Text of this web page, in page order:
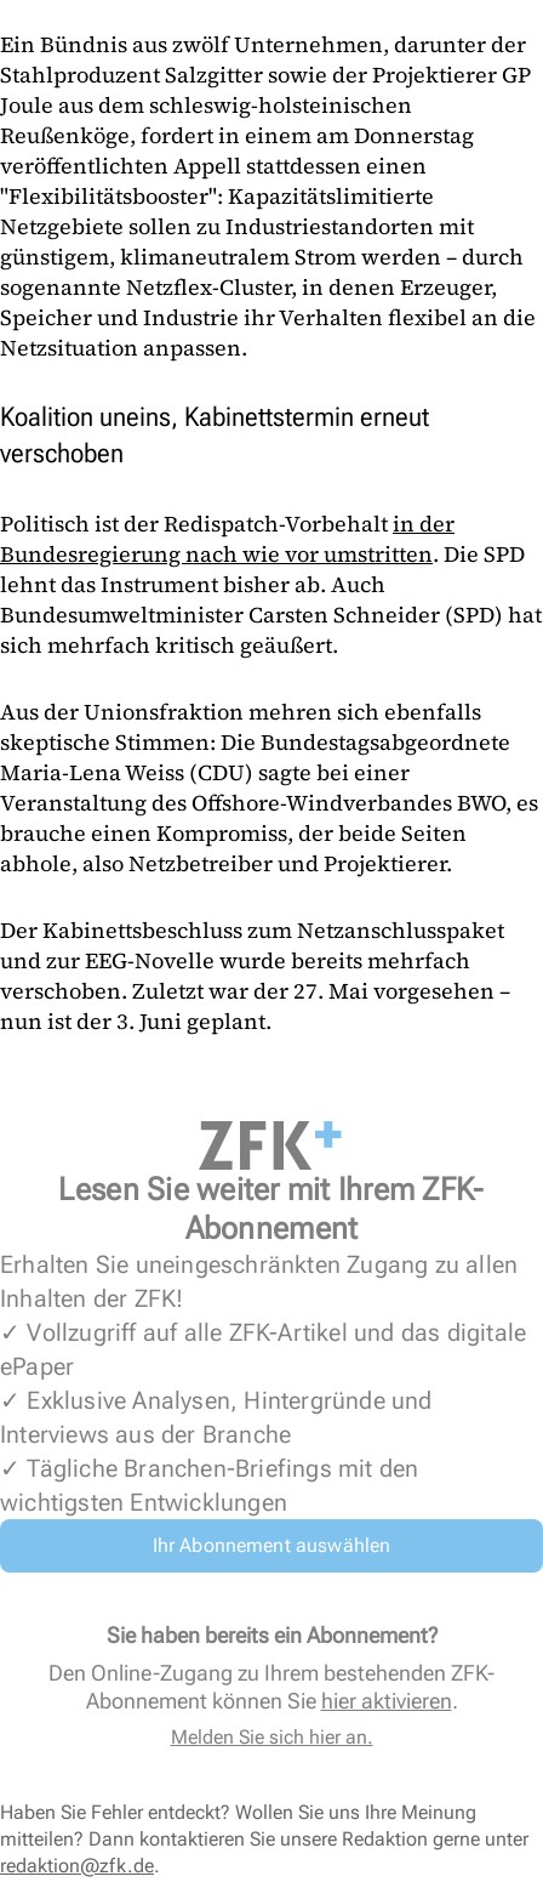
Ein Bündnis aus zwölf Unternehmen, darunter der
Stahlproduzent Salzgitter sowie der Projektierer GP
Joule aus dem schleswig-holsteinischen
Reußenköge, fordert in einem am Donnerstag
veröffentlichten Appell stattdessen einen
"Flexibilitätsbooster": Kapazitätslimitierte
Netzgebiete sollen zu Industriestandorten mit
günstigem, klimaneutralem Strom werden – durch
sogenannte Netzflex-Cluster, in denen Erzeuger,
Speicher und Industrie ihr Verhalten flexibel an die
Netzsituation anpassen.
Koalition uneins, Kabinettstermin erneut
verschoben
Politisch ist der Redispatch-Vorbehaltin der
Bundesregierung nach wie vor umstritten. Die SPD
lehnt das Instrument bisher ab. Auch
Bundesumweltminister Carsten Schneider (SPD) hat
sich mehrfach kritisch geäußert.
Aus der Unionsfraktion mehren sich ebenfalls
skeptische Stimmen: Die Bundestagsabgeordnete
Maria-Lena Weiss (CDU) sagte bei einer
Veranstaltung des Offshore-Windverbandes BWO, es
brauche einen Kompromiss, der beide Seiten
abhole, also Netzbetreiber und Projektierer.
Der Kabinettsbeschluss zum Netzanschlusspaket
und zur EEG-Novelle wurde bereits mehrfach
verschoben. Zuletzt war der 27. Mai vorgesehen –
nun ist der 3. Juni geplant.
Lesen Sie weiter mit Ihrem ZFK-
Abonnement
Erhalten Sie uneingeschränkten Zugang zu allen
Inhalten der ZFK!
✓ Vollzugriff auf alle ZFK-Artikel und das digitale
ePaper
✓ Exklusive Analysen, Hintergründe und
Interviews aus der Branche
✓ Tägliche Branchen-Briefings mit den
wichtigsten Entwicklungen
Ihr Abonnement auswählen
Sie haben bereits ein Abonnement?
Den Online-Zugang zu Ihrem bestehenden ZFK-
Abonnement können Sie hier aktivieren.
Melden Sie sich hier an.
Haben Sie Fehler entdeckt? Wollen Sie uns Ihre Meinung
mitteilen? Dann kontaktieren Sie unsere Redaktion gerne unter
redaktion@zfk.de.